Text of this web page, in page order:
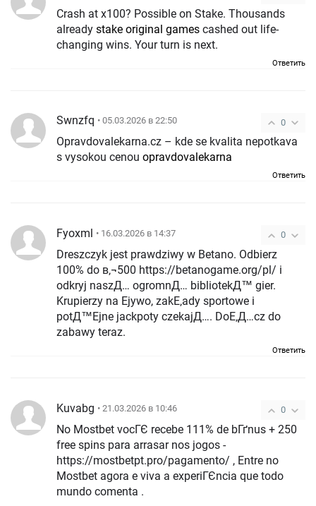
Crash at x100? Possible on Stake. Thousands
already stake original games
changing wins. Your turn is next.
Ответить
0
Swnzfq • 05.03.2026 в 22:50
Opravdovalekarna.cz – kde se kvalita nepotkava
s vysokou cenou opravdovalekarna
Ответить
0
Fyoxml • 16.03.2026 в 14:37
Dreszczyk jest prawdziwy w Betano. Odbierz
100% do в‚¬500 https://betanogame.org/pl/ i
odkryj naszД… ogromnД… bibliotekД™ gier.
Krupierzy na Ејywo, zakЕ‚ady sportowe i
potД™Ејne jackpoty czekajД…. DoЕ‚Д…cz do
zabawy teraz.
Ответить
0
Kuvabg • 21.03.2026 в 10:46
No Mostbet vocГЄ recebe 111% de bГґnus + 250
free spins para arrasar nos jogos -
https://mostbetpt.pro/pagamento/ , Entre no
Mostbet agora e viva a experiГЄncia que todo
mundo comenta .